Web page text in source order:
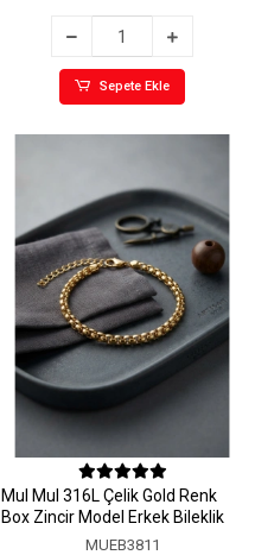
Sepete Ekle
MuI MuI 316L Çelik Gold Renk
Box Zincir Model Erkek Bileklik
MUEB3811